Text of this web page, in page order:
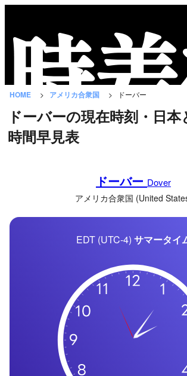
HOME アメリカ合衆国 ドーバー
ドーバーの現在時刻・日本
時間早見表
ドーバー Dover
アメリカ合衆国 (United
EDT (UTC-4) サマータイ
な
と
は？